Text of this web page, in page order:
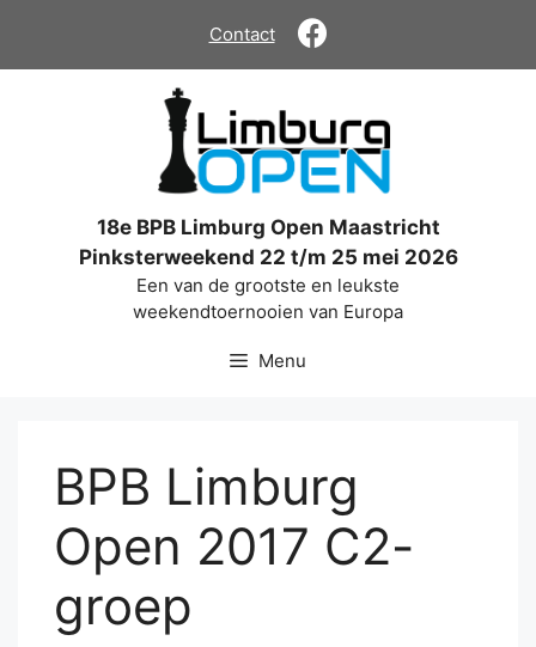
de
Contact
18e BPB Limburg Open Maastricht
Pinksterweekend 22 t/m 25 mei 2026
Een van de grootste en leukste
weekendtoernooien van Europa
Menu
BPB Limburg
Open 2017 C2-
groep